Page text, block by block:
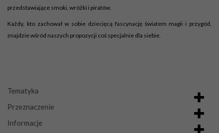
przedstawiające smoki, wróżki i piratów.
Każdy, kto zachował w sobie dziecięcą fascynację światem magii i przygód,
znajdzie wśród naszych propozycji coś specjalnie dla siebie.
Tematyka
Przeznaczenie
Informacje